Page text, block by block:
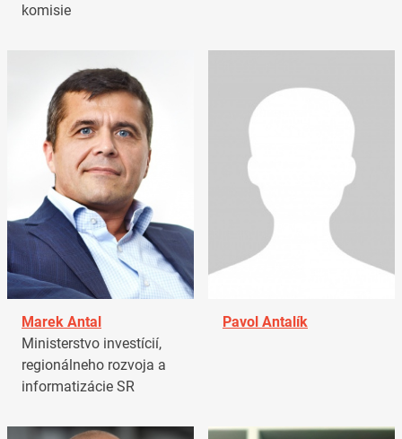
komisie
Marek Antal
Ministerstvo investícií,
regionálneho rozvoja a
informatizácie SR
Pavol Antalík